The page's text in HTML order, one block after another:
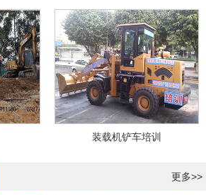
装载机铲车培训
更多>>